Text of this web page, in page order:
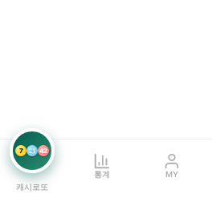
7 21 42
캐시로또
통계 MY